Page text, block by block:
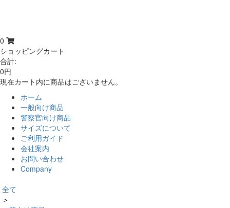
0
ショッピングカート
合計:
0円
現在カート内に商品はございません。
ホーム
一般向け商品
警察官向け商品
サイズについて
ご利用ガイド
会社案内
お問い合わせ
Company
全て
＞